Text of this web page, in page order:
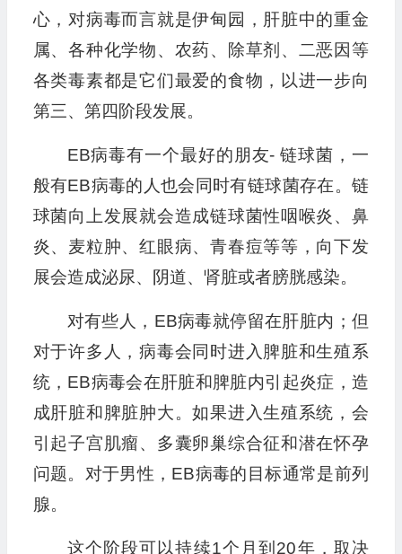
心，对病毒而言就是伊甸园，肝脏中的重金
属、各种化学物、农药、除草剂、二恶因等
各类毒素都是它们最爱的食物，以进一步向
第三、第四阶段发展。
EB病毒有一个最好的朋友- 链球菌，一
般有EB病毒的人也会同时有链球菌存在。链
球菌向上发展就会造成链球菌性咽喉炎、鼻
炎、麦粒肿、红眼病、青春痘等等，向下发
展会造成泌尿、阴道、肾脏或者膀胱感染。
对有些人，EB病毒就停留在肝脏内；但
对于许多人，病毒会同时进入脾脏和生殖系
统，EB病毒会在肝脏和脾脏内引起炎症，造
成肝脏和脾脏肿大。如果进入生殖系统，会
引起子宫肌瘤、多囊卵巢综合征和潜在怀孕
问题。对于男性，EB病毒的目标通常是前列
腺。
这个阶段可以持续1个月到20年，取决